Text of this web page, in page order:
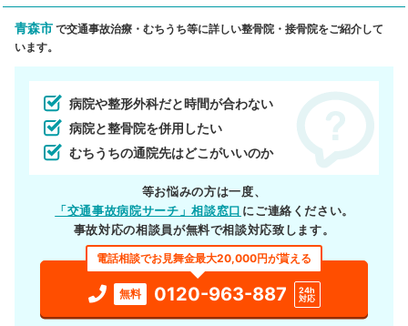
青森市 で交通事故治療・むちうち等に詳しい整骨院・接骨院をご紹介して
います。
病院や整形外科だと時間が合わない
病院と整骨院を併用したい
むちうちの通院先はどこがいいのか
等お悩みの方は一度、
「交通事故病院サーチ」相談窓口 にご連絡ください。
事故対応の相談員が無料で相談対応致します。
電話相談でお見舞金最大20,000円が貰える
無料 0120-963-887
24h
対応